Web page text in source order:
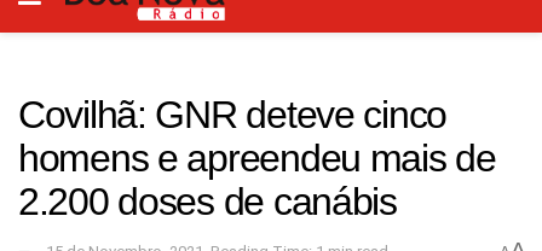
Covilhã: GNR deteve cinco
homens e apreendeu mais de
2.200 doses de canábis